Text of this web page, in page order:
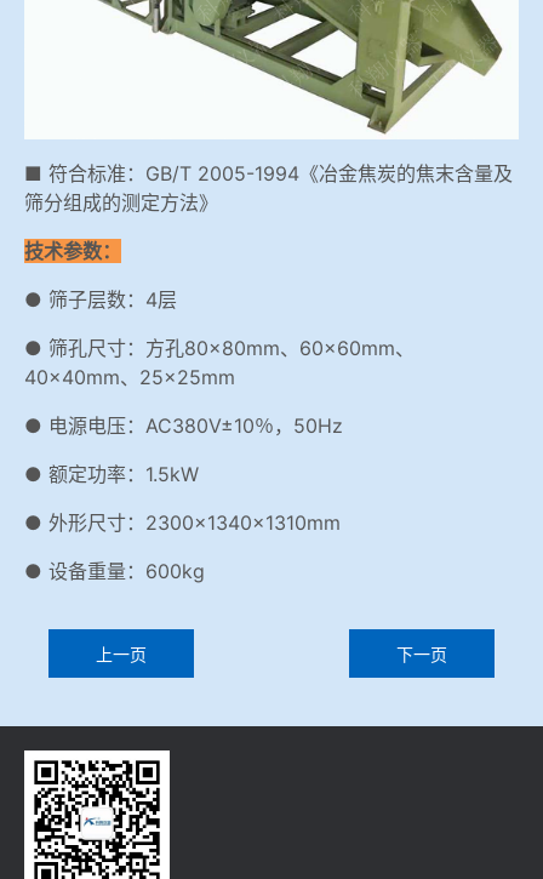
工业分析、测硫仪等
■ 符合标准：GB/T 2005-1994《冶金焦炭的焦末含量及
筛分组成的测定方法》
技术参数：
● 筛子层数：4层
● 筛孔尺寸：方孔80×80mm、60×60mm、
40×40mm、25×25mm
● 电源电压：AC380V±10％，50Hz
● 额定功率：1.5kW
● 外形尺寸：2300×1340×1310mm
● 设备重量：600kg
上一页 下一页